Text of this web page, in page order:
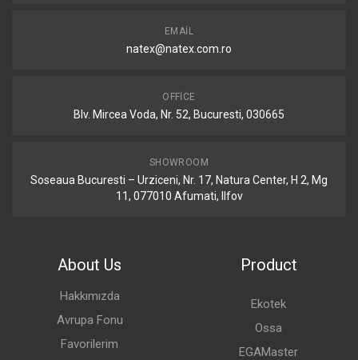
EMAIL
natex@natex.com.ro
OFFICE
Blv. Mircea Voda, Nr. 52, Bucuresti, 030665
SHOWROOM
Soseaua Bucuresti – Urziceni, Nr. 17, Natura Center, H 2, Mg
11, 077010 Afumati, Ilfov
About Us
Hakkımızda
Avrupa Fonu
Favorilerim
Product
Ekotek
Ossa
EGAMaster